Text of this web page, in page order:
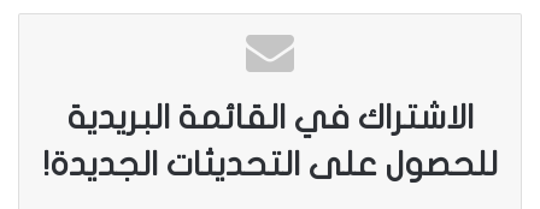
الاشتراك في القائمة البريدية
للحصول على التحديثات الجديدة!